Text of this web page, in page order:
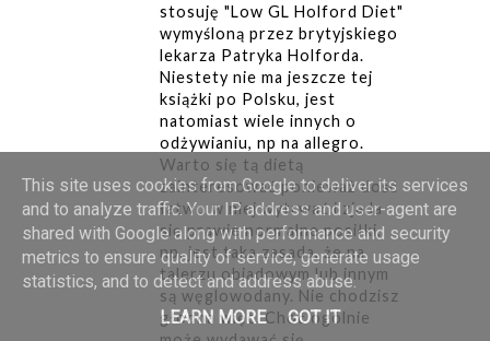
stosuję "Low GL Holford Diet"
wymyśloną przez brytyjskiego
lekarza Patryka Holforda.
Niestety nie ma jeszcze tej
książki po Polsku, jest
natomiast wiele innych o
odżywianiu, np na allegro.
Warto się tą dietą
zainteresować ponieważ dość
łatwo w niej wytrwać i zjada
się prawie normalne posiłki,
np. jest taka zasada, że na
talerzu obiadowym lub innym
są węglowodany. Nie chodzisz
głodna więc. Choć ogólnie
This site uses cookies from Google to deliver its services
and to analyze traffic. Your IP address and user-agent are
shared with Google along with performance and security
metrics to ensure quality of service, generate usage
statistics, and to detect and address abuse.
LEARN MORE
GOT IT